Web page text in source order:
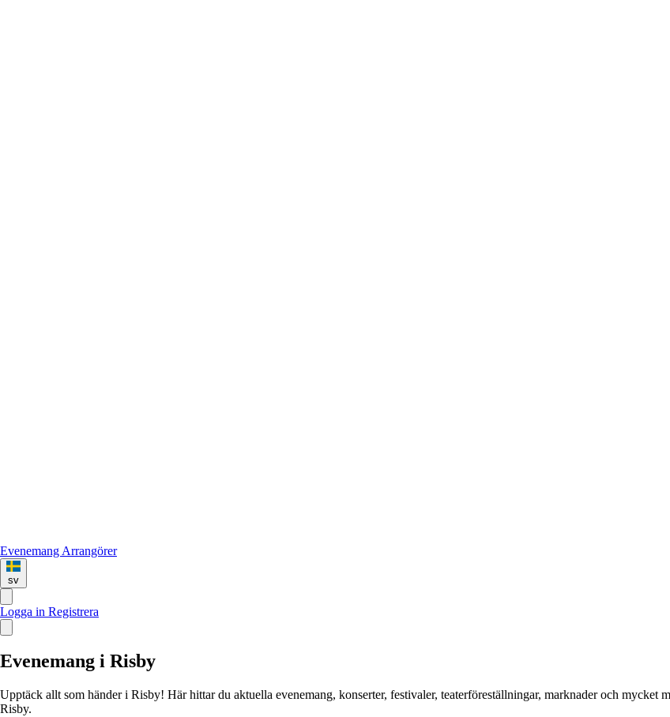
Evenemang Arrangörer
sv
Logga in Registrera
Evenemang i Risby
Upptäck allt som händer i Risby! Här hittar du aktuella evenemang, konserter, festivaler, teaterföreställningar, marknader och mycket
Risby.